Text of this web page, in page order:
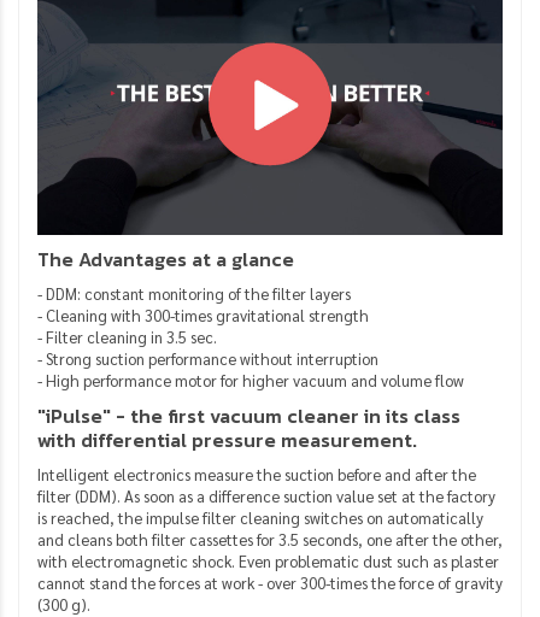
The Advantages at a glance
- DDM: constant monitoring of the filter layers
- Cleaning with 300-times gravitational strength
- Filter cleaning in 3.5 sec.
- Strong suction performance without interruption
- High performance motor for higher vacuum and volume flow
"iPulse" - the first vacuum cleaner in its class
with differential pressure measurement.
Intelligent electronics measure the suction before and after the
filter (DDM). As soon as a difference suction value set at the factory
is reached, the impulse filter cleaning switches on automatically
and cleans both filter cassettes for 3.5 seconds, one after the other,
with electromagnetic shock. Even problematic dust such as plaster
cannot stand the forces at work - over 300-times the force of gravity
(300 g).